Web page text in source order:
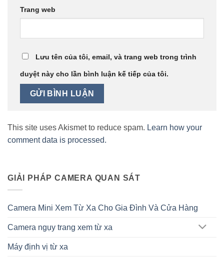
Trang web
Lưu tên của tôi, email, và trang web trong trình
duyệt này cho lần bình luận kế tiếp của tôi.
This site uses Akismet to reduce spam. Learn how your
comment data is processed.
GIẢI PHÁP CAMERA QUAN SÁT
Camera Mini Xem Từ Xa Cho Gia Đình Và Cửa Hàng
Camera ngụy trang xem từ xa
Máy định vị từ xa